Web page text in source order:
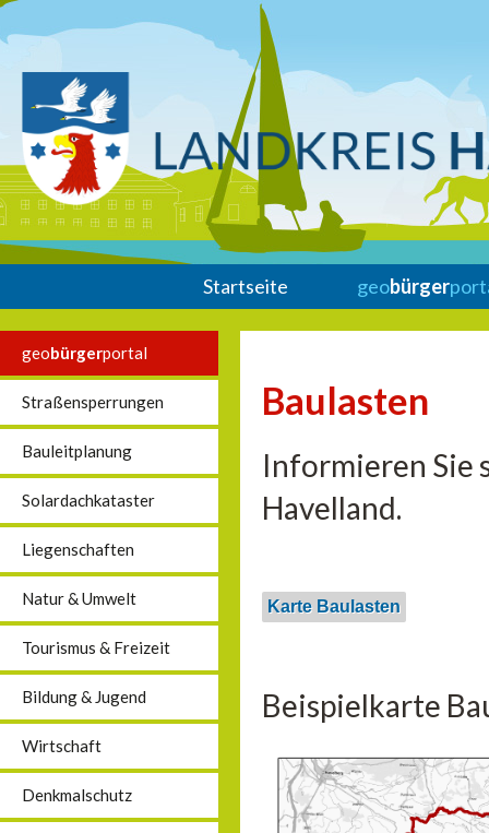
Startseite geobürger
geobürgerportal
Straßensperrungen
Bauleitplanung
Solardachkataster
Liegenschaften
Natur & Umwelt
Tourismus & Freizeit
Bildung & Jugend
Wirtschaft
Denkmalschutz
Baulasten
Informieren Sie
Havelland.
Karte Baulasten
Beispielkarte